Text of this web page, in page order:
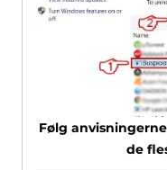
Følg
de